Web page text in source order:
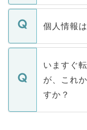
ません。
■応募殺到
関を公にし
に、医療機
みを人材紹
ています。
転職・入職
ん。また、
定を承諾す
の辞退の連
ますので、
個人情報
個人情報が
で、ご安心
などで収集
ご本人のキ
支援を目的
ているすべ
いますぐ
が、これ
すか？